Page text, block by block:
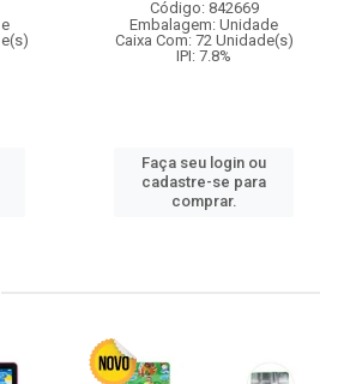
Código: 842669
Embalagem: Unidade
Caixa Com: 72 Unidade(s)
IPI: 7.8%
Faça seu login ou
cadastre-se para
comprar.